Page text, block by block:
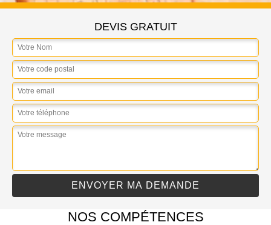
DEVIS GRATUIT
NOS COMPÉTENCES